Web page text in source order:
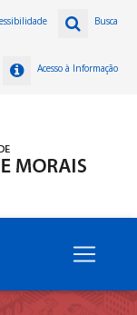
Busca
Acesso à Informação